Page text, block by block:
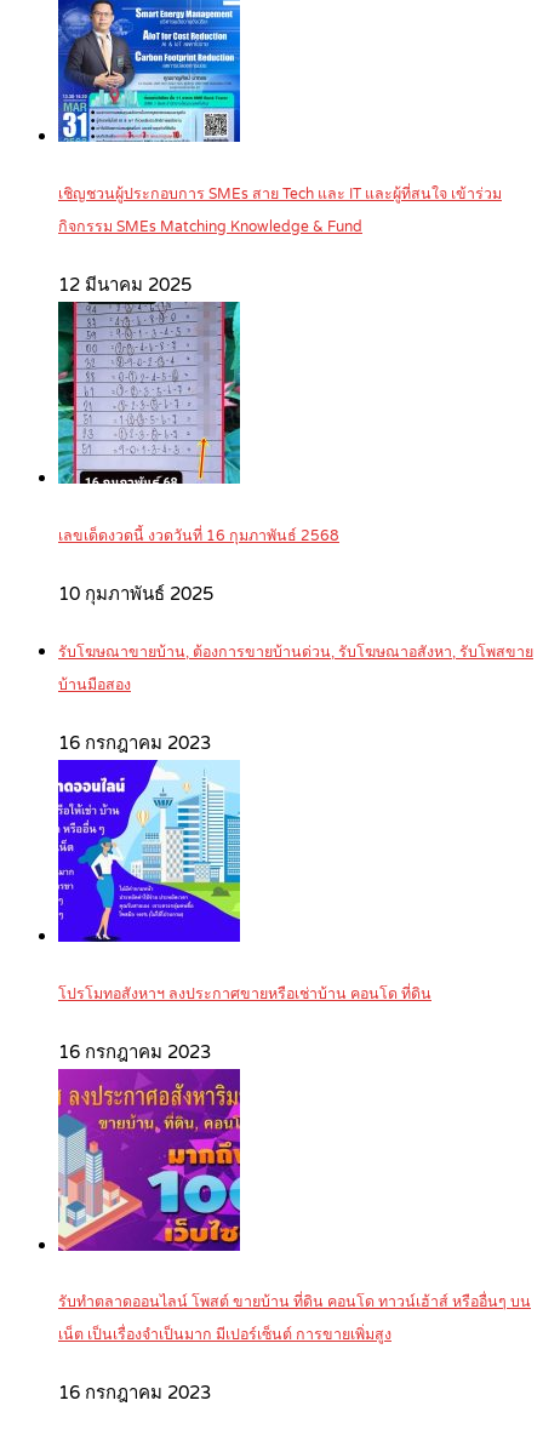
เชิญชวนผู้ประกอบการ SMEs สาย Tech และ IT และผู้ที่สนใจ เข้าร่วม
กิจกรรม SMEs Matching Knowledge & Fund
12 มีนาคม 2025
เลขเด็ดงวดนี้ งวดวันที่ 16 กุมภาพันธ์ 2568
10 กุมภาพันธ์ 2025
รับโฆษณาขายบ้าน, ต้องการขายบ้านด่วน, รับโฆษณาอสังหา, รับโพสขาย
บ้านมือสอง
16 กรกฎาคม 2023
โปรโมทอสังหาฯ ลงประกาศขายหรือเช่าบ้าน คอนโด ที่ดิน
16 กรกฎาคม 2023
รับทำตลาดออนไลน์ โพสต์ ขายบ้าน ที่ดิน คอนโด ทาวน์เฮ้าส์ หรืออื่นๆ บน
เน็ต เป็นเรื่องจำเป็นมาก มีเปอร์เซ็นต์ การขายเพิ่มสูง
16 กรกฎาคม 2023